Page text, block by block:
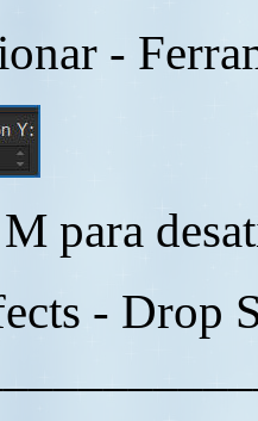
-
para
- Drop